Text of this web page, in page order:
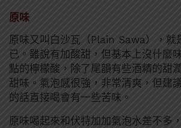
原味
原味又叫白沙瓦（Plain Sawa），就
已。雖說有加酸甜，但基本上沒什麼
點的檸檬酸，除了尾韻有些酒精的甜
甜味。氣泡感很強，非常清爽，但建
的話直接喝會有一些苦味。
原味喝起來和伏特加加氣泡水差不多